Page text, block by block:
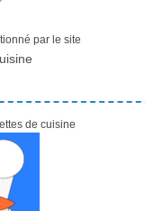
par le site
de cuisine